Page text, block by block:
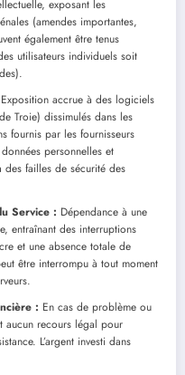
exposant les
(amendes importantes,
également être tenus
utilisateurs individuels soit
Exposition accrue à des logiciels
Troie) dissimulés dans les
fournis par les fournisseurs
personnelles et
failles de sécurité des
Service : Dépendance à une
entraînant des interruptions
et une absence totale de
être interrompu à tout moment
: En cas de problème ou
aucun recours légal pour
L’argent investi dans